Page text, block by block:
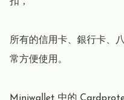
扣，
所有的信用卡、銀行卡、
常方便使用。